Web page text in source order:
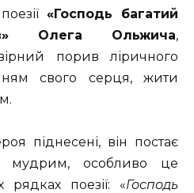
«Господь багатий
Олега Ольжича,
порив ліричного
свого серця, жити
піднесені, він постає
мудрим, особливо це
рядках поезії: «Господь